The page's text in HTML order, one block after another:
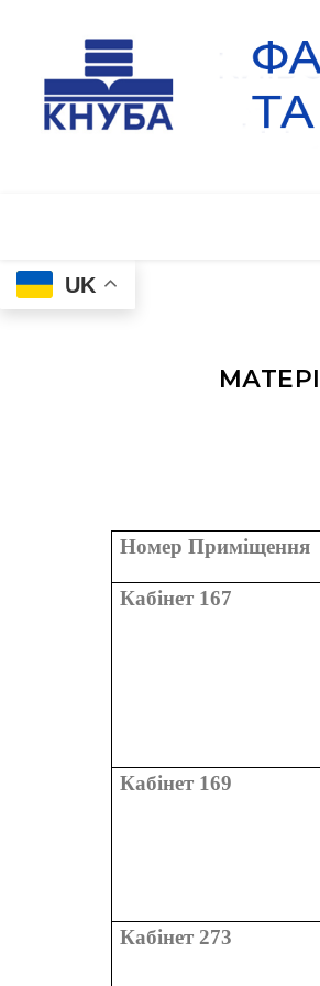
UK
Номер Приміщення
Кабінет 167
Кабінет 169
Кабінет 273